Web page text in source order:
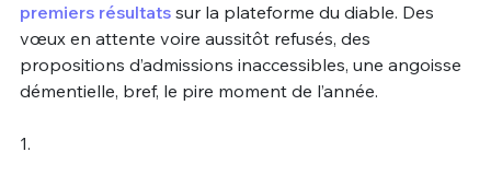
premiers résultatssur la plateforme du diable. Des
vœux en attente voire aussitôt refusés, des
propositions d’admissions inaccessibles, une angoisse
démentielle, bref, le pire moment de l’année.
1.